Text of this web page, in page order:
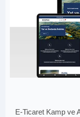
E-Ticaret Kamp ve